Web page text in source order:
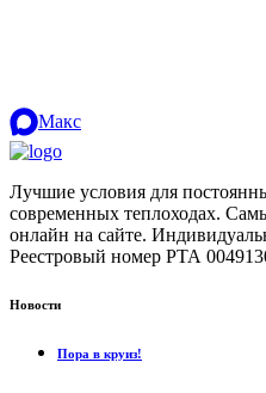
Макс
Лучшие условия для
современных теплоходах.
онлайн на сайте.
Реестровый номер РТА
Новости
Пора в круиз!